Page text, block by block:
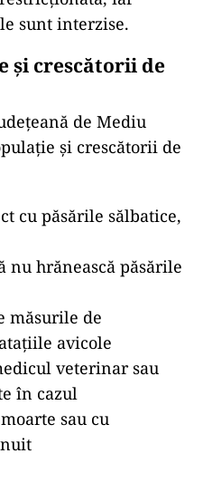
sunt interzise.
și crescătorii de
de Mediu
şi crescătorii de
cu păsările sălbatice,
nu hrănească păsările
măsurile de
avicole
veterinar sau
în cazul
sau cu